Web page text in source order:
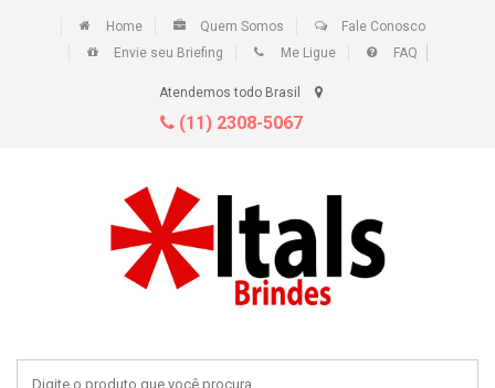
Home Quem Somos
Fale Conosco
Envie seu Briefing
Me Ligue FAQ
Atendemos todo Brasil
(11) 2308-5067